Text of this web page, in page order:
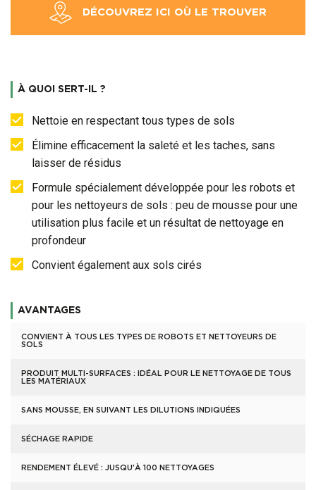
DÉCOUVREZ ICI OÙ LE TROUVER
À QUOI SERT-IL ?
Nettoie en respectant tous types de sols
Élimine efficacement la saleté et les taches, sans
laisser de résidus
Formule spécialement développée pour les robots et
pour les nettoyeurs de sols : peu de mousse pour une
utilisation plus facile et un résultat de nettoyage en
profondeur
Convient également aux sols cirés
AVANTAGES
CONVIENT À TOUS LES TYPES DE ROBOTS ET NETTOYEURS DE
SOLS
PRODUIT MULTI-SURFACES : IDÉAL POUR LE NETTOYAGE DE TOUS
LES MATÉRIAUX
SANS MOUSSE, EN SUIVANT LES DILUTIONS INDIQUÉES
SÉCHAGE RAPIDE
RENDEMENT ÉLEVÉ : JUSQU'À 100 NETTOYAGES